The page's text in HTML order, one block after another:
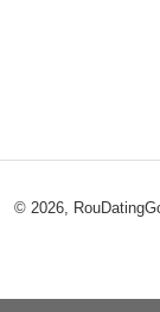
© 2026,